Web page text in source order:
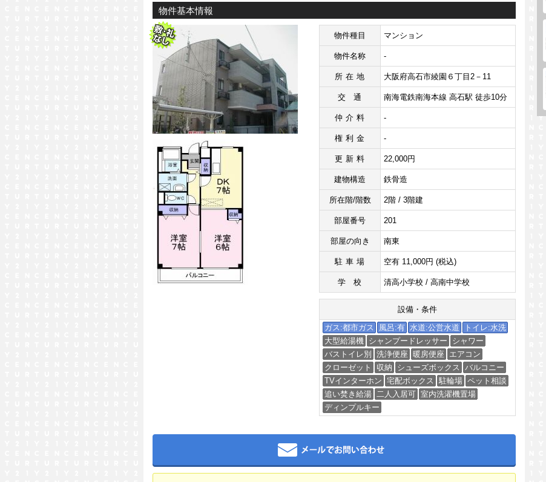
物件基本情報
物件種目 マンション
物件名称 -
所在地 大阪府高石市綾園６丁目2－11
交通 南海電鉄南海本線 高石駅 徒歩10分
仲介料 -
権利金 -
更新料 22,000円
建物構造 鉄骨造
所在階/階数 2階 / 3階建
部屋番号 201
部屋の向き 南東
駐車場 空有 11,000円 (税込)
学校 清高小学校 / 高南中学校
設備・条件
ガス:都市ガス
風呂:有 水道:公営水道
トイレ:水洗
大型給湯機 シャンプードレッサー
シャワー
バストイレ別
洗浄便座 暖房便座
エアコン
クローゼット
収納 シューズボックス
バルコニー
TVインターホン 宅配ボックス 駐輪場 ペット相談
追い焚き給湯 二人入居可 室内洗濯機置場
ディンプルキー